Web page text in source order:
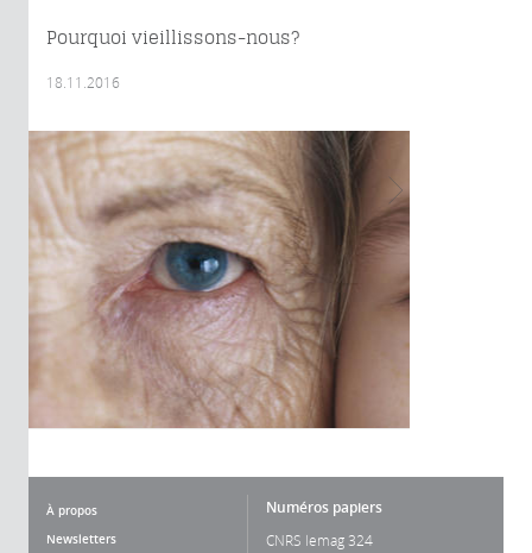
Pourquoi vieillissons-nous?
18.11.2016
À propos
Newsletters
Numéros papiers
CNRS lemag 324